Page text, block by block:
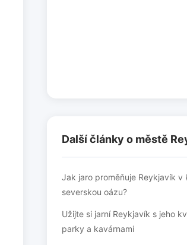
Další články o městě
Jak jaro proměňuje Reykjavík v
severskou oázu?
Užijte si jarní Reykjavík s jeho
parky a kavárnami